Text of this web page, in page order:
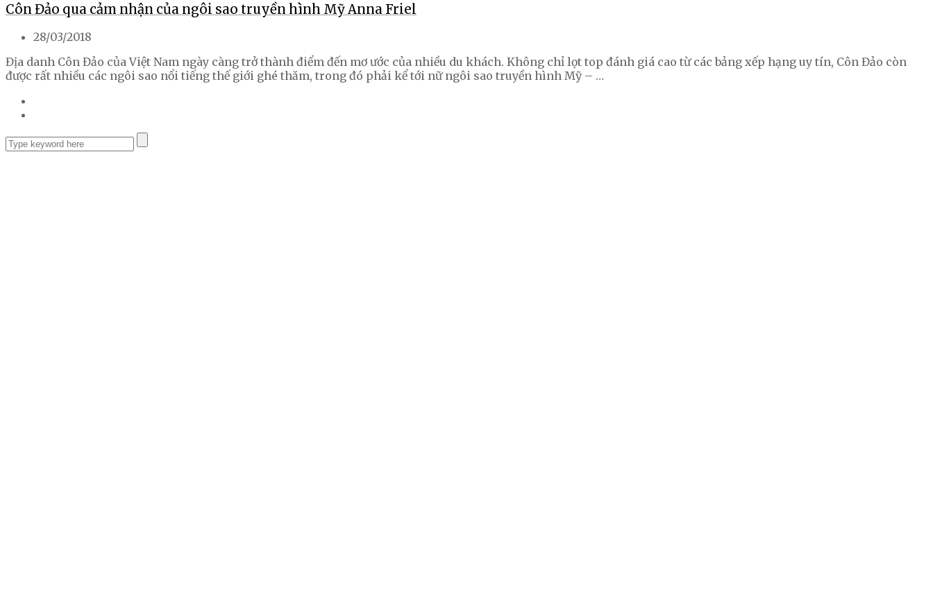
Côn Đảo qua cảm nhận của ngôi sao truyền hình Mỹ Anna Friel
28/03/2018
Địa danh Côn Đảo của Việt Nam ngày càng trở thành điểm đến mơ ước của nhiều du khách. Không chỉ lọt top đánh giá cao từ các bảng xếp hạng uy tín, Côn Đảo còn
được rất nhiều các ngôi sao nổi tiếng thế giới ghé thăm, trong đó phải kể tới nữ ngôi sao truyền hình Mỹ – …